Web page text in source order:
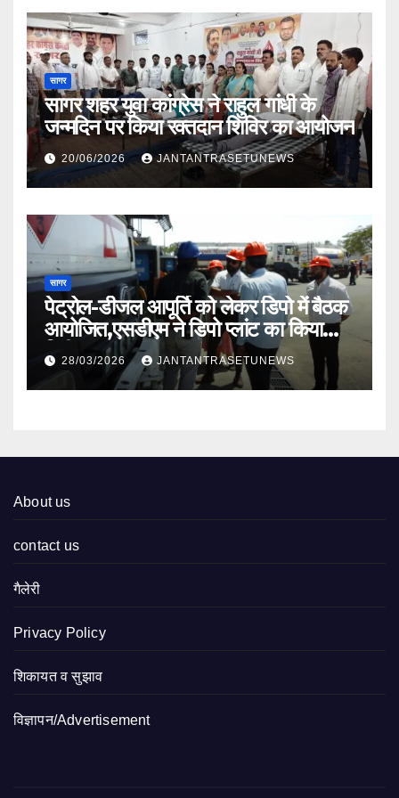
सागर
सागर शहर युवा कांग्रेस ने राहुल गांधी के
जन्मदिन पर किया रक्तदान शिविर का आयोजन
20/06/2026 JANTANTRASETUNEWS
सागर
पेट्रोल-डीजल आपूर्ति को लेकर डिपो में बैठक
आयोजित,एसडीएम ने डिपो प्लांट का किया
निरीक्षण
28/03/2026 JANTANTRASETUNEWS
About us
contact us
गैलेरी
Privacy Policy
शिकायत व सुझाव
विज्ञापन/Advertisement